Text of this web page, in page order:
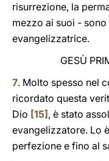
risurrezione, la
mezzo ai suoi -
evangelizzatrice.
GESÙ
7. Molto spesso nel
ricordato questa
Dio [15] , è stato
evangelizzatore. Lo
perfezione e fino al